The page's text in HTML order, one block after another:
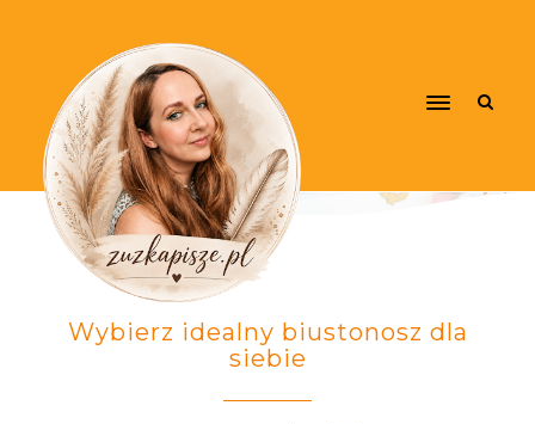
Wybierz idealny biustonosz dla
siebie